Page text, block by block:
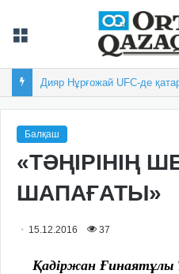
Дияр Нұрғожай UFC-де
Балқаш
«ТӘҢІРІНІҢ
ШАПАҒАТЫ»
15.12.2016 37
Қадіржан Ғинаятұлы